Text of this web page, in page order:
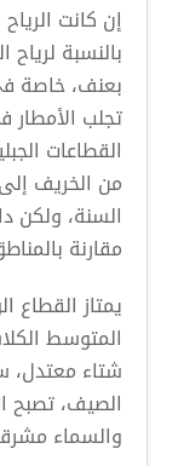
إن كانت
بالنسبة
بعنف، خاصة
تجلب الأمطار
القطاعات
من الخريف
السنة، ولكن
مقارنة
يمتاز القطاع
المتوسط
شتاء
الصيف، تصبح
والسماء